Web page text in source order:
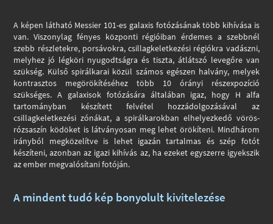
A képen látható Messier 101-es galaxis fotózásának több kihívása is
van. Viszonylag fényes központi régióiban érdemes a szebbnél
szebb részletekre, porsávokra, csillagkeletkezési régiókra vadászni,
melyhez jó légköri nyugodtságra és tiszta, átlátszó levegőre van
szükség. Külső spirálkarai közül számos egészen halvány, melyek
kontrasztos megörökítéséhez több 10 órányi részexpozíció
szükséges. A galaxisok fotózására általában igaz, hogy H alfa
tartományban készített felvétel hozzádolgozásával az
csillagkeletkezési zónákat, a spirálkarokban elhelyezkedő vörös-
rózsaszín ködöket is látványosan meg lehet örökíteni. Mindhárom
irányból megközelítve is lehet igazán tartalmas és szép fotót
készíteni, azonban az igazi kihívás az, ha ezeket egyszerre igyekszik
az ember megvalósítani fotóján.
A mindent tudó kép bonyolult kivitelezése